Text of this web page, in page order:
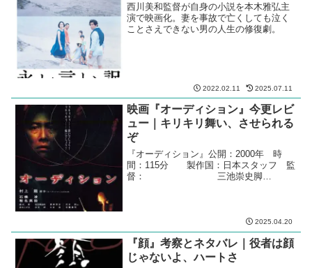
西川美和監督が自身の小説を本木雅弘主
演で映画化。妻を事故で亡くしても泣く
ことさえできない男の人生の修復劇。
2022.02.11 2025.07.11
映画『オーディション』今更レビ
ュー｜キリキリ舞い、させられる
ぞ
『オーディション』公開：2000年 時
間：115分 製作国：日本スタッフ 監
督： 三池崇史脚
キャスト青山重治： 石橋
凌山崎麻美： しいなえいひ青山
重彦： 沢木哲吉川泰
久： ...
2025.04.20
『顔』考察とネタバレ｜役者は顔
じゃないよ、ハートさ